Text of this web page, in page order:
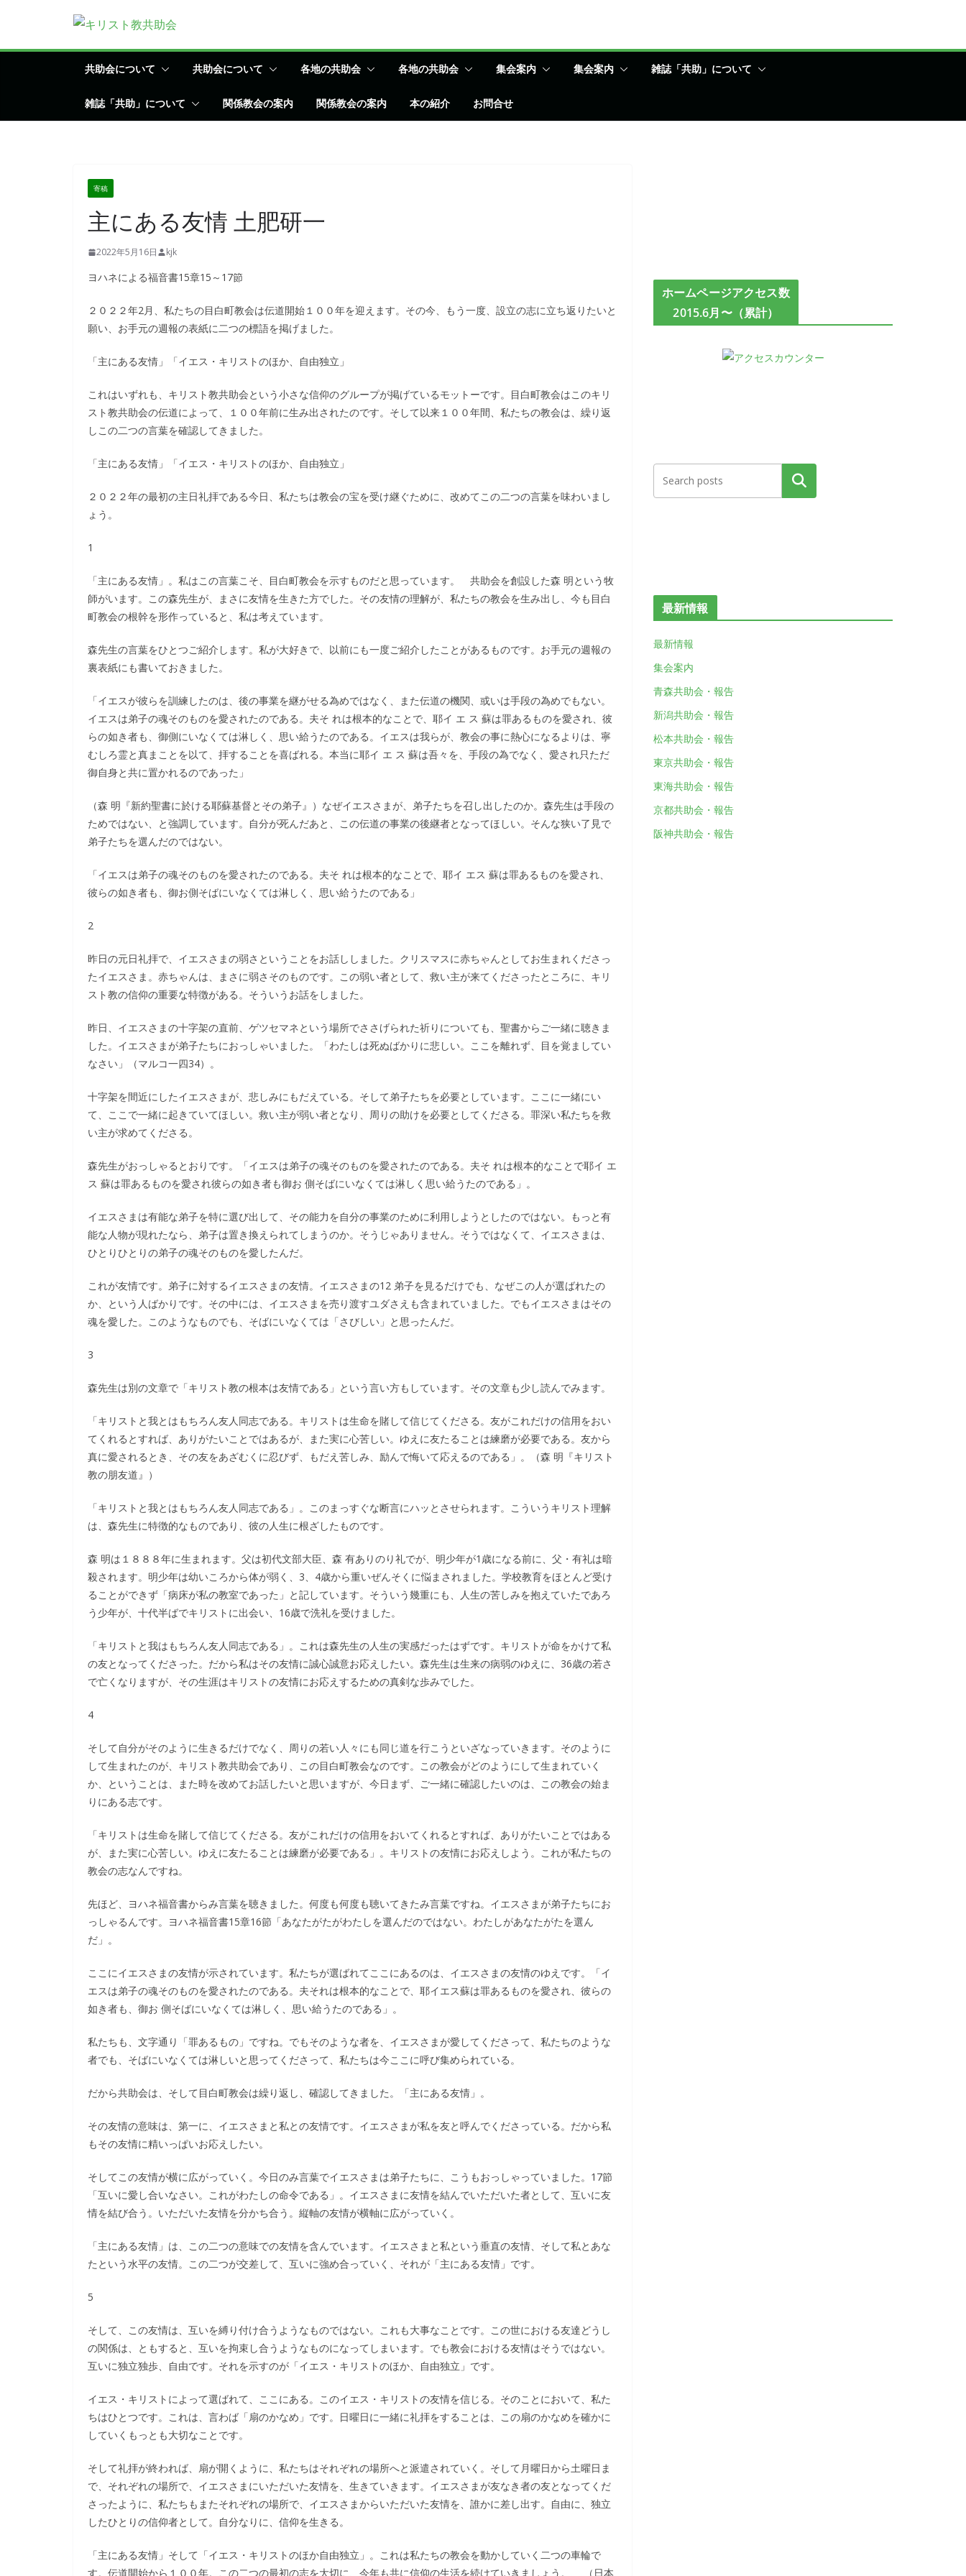
テ
共助会について 共助会について 各地の共助会 各地の共助会 集会案内 集会案内 雑誌「共助」について
雑誌「共助」について 関係教会の案内 関係教会の案内 本の紹介 お問合せ
寄稿
主にある友情 土肥研一
2022年5月16日 kjk
ヨハネによる福音書15章15～17節
２０２２年2月、私たちの目白町教会は伝道開始１００年を迎えます。その今、もう一度、設立の志に立ち返りたいと
願い、お手元の週報の表紙に二つの標語を掲げました。
「主にある友情」「イエス・キリストのほか、自由独立」
これはいずれも、キリスト教共助会という小さな信仰のグループが掲げているモットーです。目白町教会はこのキリ
スト教共助会の伝道によって、１００年前に生み出されたのです。そして以来１００年間、私たちの教会は、繰り返
しこの二つの言葉を確認してきました。
「主にある友情」「イエス・キリストのほか、自由独立」
２０２２年の最初の主日礼拝である今日、私たちは教会の宝を受け継ぐために、改めてこの二つの言葉を味わいまし
ょう。
1
「主にある友情」。私はこの言葉こそ、目白町教会を示すものだと思っています。 共助会を創設した森 明という牧
師がいます。この森先生が、まさに友情を生きた方でした。その友情の理解が、私たちの教会を生み出し、今も目白
町教会の根幹を形作っていると、私は考えています。
森先生の言葉をひとつご紹介します。私が大好きで、以前にも一度ご紹介したことがあるものです。お手元の週報の
裏表紙にも書いておきました。
「イエスが彼らを訓練したのは、後の事業を継がせる為めではなく、また伝道の機関、或いは手段の為めでもない。
イエスは弟子の魂そのものを愛されたのである。夫そ れは根本的なことで、耶イ エ ス 蘇は罪あるものを愛され、彼
らの如き者も、御側にいなくては淋しく、思い給うたのである。イエスは我らが、教会の事に熱心になるよりは、寧
むしろ霊と真まことを以て、拝することを喜ばれる。本当に耶イ エ ス 蘇は吾々を、手段の為でなく、愛され只ただ
御自身と共に置かれるのであった」
（森 明『新約聖書に於ける耶蘇基督とその弟子』）なぜイエスさまが、弟子たちを召し出したのか。森先生は手段の
ためではない、と強調しています。自分が死んだあと、この伝道の事業の後継者となってほしい。そんな狭い了見で
弟子たちを選んだのではない。
「イエスは弟子の魂そのものを愛されたのである。夫そ れは根本的なことで、耶イ エス 蘇は罪あるものを愛され、
彼らの如き者も、御お側そばにいなくては淋しく、思い給うたのである」
2
昨日の元日礼拝で、イエスさまの弱さということをお話ししました。クリスマスに赤ちゃんとしてお生まれくださっ
たイエスさま。赤ちゃんは、まさに弱さそのものです。この弱い者として、救い主が来てくださったところに、キリ
スト教の信仰の重要な特徴がある。そういうお話をしました。
昨日、イエスさまの十字架の直前、ゲツセマネという場所でささげられた祈りについても、聖書からご一緒に聴きま
した。イエスさまが弟子たちにおっしゃいました。「わたしは死ぬばかりに悲しい。ここを離れず、目を覚ましてい
なさい」（マルコ一四34）。
十字架を間近にしたイエスさまが、悲しみにもだえている。そして弟子たちを必要としています。ここに一緒にい
て、ここで一緒に起きていてほしい。救い主が弱い者となり、周りの助けを必要としてくださる。罪深い私たちを救
い主が求めてくださる。
森先生がおっしゃるとおりです。「イエスは弟子の魂そのものを愛されたのである。夫そ れは根本的なことで耶イ エ
ス 蘇は罪あるものを愛され彼らの如き者も御お 側そばにいなくては淋しく思い給うたのである」。
イエスさまは有能な弟子を特に選び出して、その能力を自分の事業のために利用しようとしたのではない。もっと有
能な人物が現れたなら、弟子は置き換えられてしまうのか。そうじゃありません。そうではなくて、イエスさまは、
ひとりひとりの弟子の魂そのものを愛したんだ。
これが友情です。弟子に対するイエスさまの友情。イエスさまの12 弟子を見るだけでも、なぜこの人が選ばれたの
か、という人ばかりです。その中には、イエスさまを売り渡すユダさえも含まれていました。でもイエスさまはその
魂を愛した。このようなものでも、そばにいなくては「さびしい」と思ったんだ。
3
森先生は別の文章で「キリスト教の根本は友情である」という言い方もしています。その文章も少し読んでみます。
「キリストと我とはもちろん友人同志である。キリストは生命を賭して信じてくださる。友がこれだけの信用をおい
てくれるとすれば、ありがたいことではあるが、また実に心苦しい。ゆえに友たることは練磨が必要である。友から
真に愛されるとき、その友をあざむくに忍びず、もだえ苦しみ、励んで悔いて応えるのである」。（森 明『キリスト
教の朋友道』）
「キリストと我とはもちろん友人同志である」。このまっすぐな断言にハッとさせられます。こういうキリスト理解
は、森先生に特徴的なものであり、彼の人生に根ざしたものです。
森 明は１８８８年に生まれます。父は初代文部大臣、森 有ありのり礼でが、明少年が1歳になる前に、父・有礼は暗
殺されます。明少年は幼いころから体が弱く、3、4歳から重いぜんそくに悩まされました。学校教育をほとんど受け
ることができず「病床が私の教室であった」と記しています。そういう幾重にも、人生の苦しみを抱えていたであろ
う少年が、十代半ばでキリストに出会い、16歳で洗礼を受けました。
「キリストと我はもちろん友人同志である」。これは森先生の人生の実感だったはずです。キリストが命をかけて私
の友となってくださった。だから私はその友情に誠心誠意お応えしたい。森先生は生来の病弱のゆえに、36歳の若さ
で亡くなりますが、その生涯はキリストの友情にお応えするための真剣な歩みでした。
4
そして自分がそのように生きるだけでなく、周りの若い人々にも同じ道を行こうといざなっていきます。そのように
して生まれたのが、キリスト教共助会であり、この目白町教会なのです。この教会がどのようにして生まれていく
か、ということは、また時を改めてお話したいと思いますが、今日まず、ご一緒に確認したいのは、この教会の始ま
りにある志です。
「キリストは生命を賭して信じてくださる。友がこれだけの信用をおいてくれるとすれば、ありがたいことではある
が、また実に心苦しい。ゆえに友たることは練磨が必要である」。キリストの友情にお応えしよう。これが私たちの
教会の志なんですね。
先ほど、ヨハネ福音書からみ言葉を聴きました。何度も何度も聴いてきたみ言葉ですね。イエスさまが弟子たちにお
っしゃるんです。ヨハネ福音書15章16節「あなたがたがわたしを選んだのではない。わたしがあなたがたを選ん
だ」。
ここにイエスさまの友情が示されています。私たちが選ばれてここにあるのは、イエスさまの友情のゆえです。「イ
エスは弟子の魂そのものを愛されたのである。夫それは根本的なことで、耶イエス蘇は罪あるものを愛され、彼らの
如き者も、御お 側そばにいなくては淋しく、思い給うたのである」。
私たちも、文字通り「罪あるもの」ですね。でもそのような者を、イエスさまが愛してくださって、私たちのような
者でも、そばにいなくては淋しいと思ってくださって、私たちは今ここに呼び集められている。
だから共助会は、そして目白町教会は繰り返し、確認してきました。「主にある友情」。
その友情の意味は、第一に、イエスさまと私との友情です。イエスさまが私を友と呼んでくださっている。だから私
もその友情に精いっぱいお応えしたい。
そしてこの友情が横に広がっていく。今日のみ言葉でイエスさまは弟子たちに、こうもおっしゃっていました。17節
「互いに愛し合いなさい。これがわたしの命令である」。イエスさまに友情を結んでいただいた者として、互いに友
情を結び合う。いただいた友情を分かち合う。縦軸の友情が横軸に広がっていく。
「主にある友情」は、この二つの意味での友情を含んでいます。イエスさまと私という垂直の友情、そして私とあな
たという水平の友情。この二つが交差して、互いに強め合っていく、それが「主にある友情」です。
5
そして、この友情は、互いを縛り付け合うようなものではない。これも大事なことです。この世における友達どうし
の関係は、ともすると、互いを拘束し合うようなものになってしまいます。でも教会における友情はそうではない。
互いに独立独歩、自由です。それを示すのが「イエス・キリストのほか、自由独立」です。
イエス・キリストによって選ばれて、ここにある。このイエス・キリストの友情を信じる。そのことにおいて、私た
ちはひとつです。これは、言わば「扇のかなめ」です。日曜日に一緒に礼拝をすることは、この扇のかなめを確かに
していくもっとも大切なことです。
そして礼拝が終われば、扇が開くように、私たちはそれぞれの場所へと派遣されていく。そして月曜日から土曜日ま
で、それぞれの場所で、イエスさまにいただいた友情を、生きていきます。イエスさまが友なき者の友となってくだ
さったように、私たちもまたそれぞれの場所で、イエスさまからいただいた友情を、誰かに差し出す。自由に、独立
したひとりの信仰者として。自分なりに、信仰を生きる。
「主にある友情」そして「イエス・キリストのほか自由独立」。これは私たちの教会を動かしていく二つの車輪で
す。伝道開始から１００年。この二つの最初の志を大切に、今年も共に信仰の生活を続けていきましょう。 （日本
ホームページアクセス数
2015.6月〜（累計）
検索
最新情報
最新情報
集会案内
青森共助会・報告
新潟共助会・報告
松本共助会・報告
東京共助会・報告
東海共助会・報告
京都共助会・報告
阪神共助会・報告